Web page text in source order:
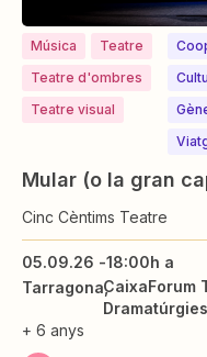
Música
Teatre
Teatre d'ombres
Teatre visual
Mular (o la gran
Cinc Cèntims Teatre
05.09.26 -18:00h a
TarragonaCaixaForum
+ 6 anys